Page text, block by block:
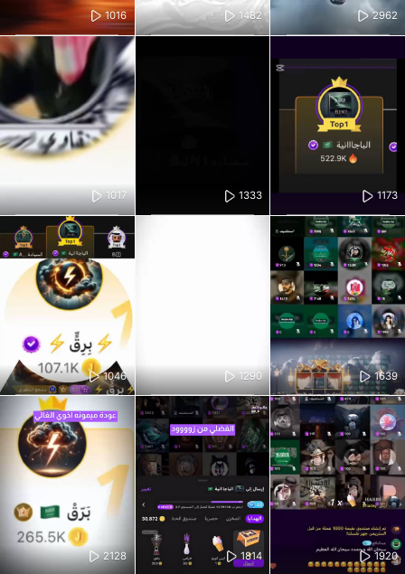
1016 1482 2962
1017 1333 1173
1046 1290 1639
2128 1814 1920